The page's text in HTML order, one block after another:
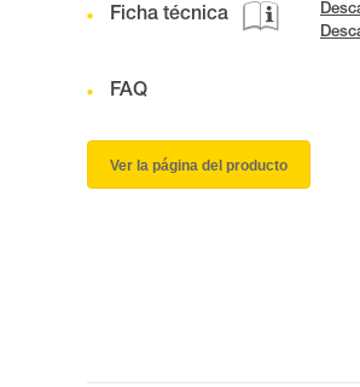
Ficha técnica
FAQ
Ver la página del producto